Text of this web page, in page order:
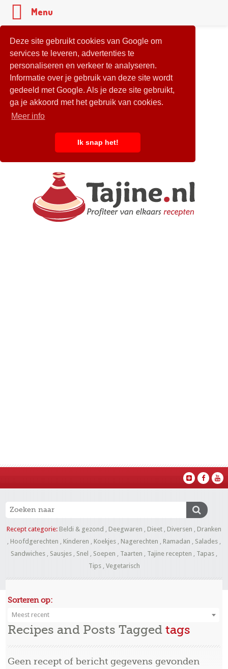
Deze site gebruikt cookies van Google om
services te leveren, advertenties te
personaliseren en verkeer te analyseren.
Informatie over je gebruik van deze site wordt
gedeeld met Google. Als je deze site gebruikt,
ga je akkoord met het gebruik van cookies.
Meer info
Ik snap het!
Recept categorie: Beldi & gezond , Deegwaren , Dieet , Diversen , Dranken
, Hoofdgerechten , Kinderen , Koekjes , Nagerechten , Ramadan , Salades ,
Sandwiches , Sausjes , Snel , Soepen , Taarten , Tajine recepten , Tapas ,
Tips, Vegetarisch
Sorteren op:
Meest recent
Recipes and Posts Taggedtags
Geen recept of bericht gegevens gevonden
Menu